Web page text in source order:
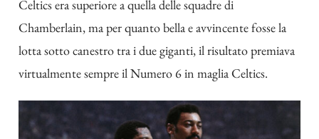
Celtics era superiore a quella delle squadre di
Chamberlain, ma per quanto bella e avvincente fosse la
lotta sotto canestro tra i due giganti, il risultato premiava
virtualmente sempre il Numero 6 in maglia Celtics.